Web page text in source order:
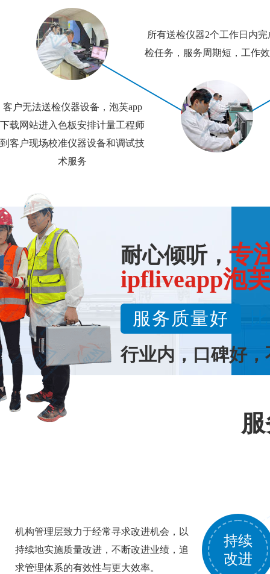
客户无法送检仪器设备，泡芙app
下载网站进入色板安排计量工程师
到客户现场校准仪器设备和调试技
术服务
所有送检仪器2个工作日内完
检任务，服务周期短，工作
耐心倾听， 专
ipfliveapp泡
服务质量好
行业内，口碑好
持续
改进
机构管理层致力于经常寻求改进机会，以
持续地实施质量改进，不断改进业绩，追
求管理体系的有效性与更大效率。